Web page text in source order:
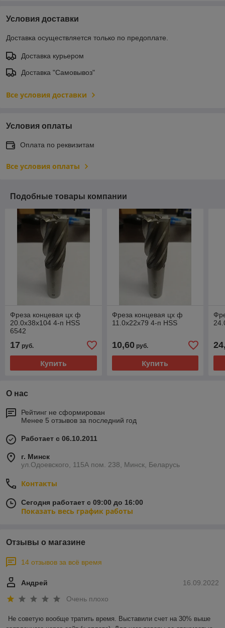
Условия доставки
Доставка осуществляется только по предоплате.
Доставка курьером
Доставка "Самовывоз"
Все условия доставки
Условия оплаты
Оплата по реквизитам
Все условия оплаты
Подобные товары компании
Фреза концевая цх ф
20.0х38х104 4-п HSS
6542
17 руб.
Купить
Фреза концевая цх ф
11.0х22х79 4-п HSS
10,60руб.
Купить
О нас
Рейтинг не сформирован
Менее 5 отзывов за последний год
Работает с 06.10.2011
г. Минск
ул.Одоевского, 115А пом. 238, Минск, Беларусь
Контакты
Сегодня работает с 09:00 до 16:00
Показать весь график работы
Отзывы о магазине
14 отзывов за всё время
16.09.2022
Андрей
Очень плохо
Не советую вообще тратить время. Выставили счет на 30% выше